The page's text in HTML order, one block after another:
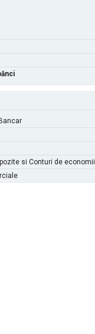
si Conturi de economii